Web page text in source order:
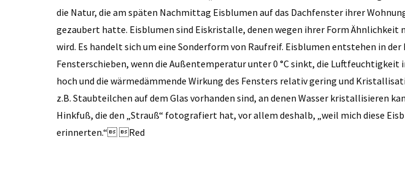
die Natur, die am späten Nachmittag Eisblumen auf das Dachfenster ihrer
gezaubert hatte. Eisblumen sind Eiskristalle, denen wegen ihrer Form Ähnlichkeit
wird. Es handelt sich um eine Sonderform von Raufreif. Eisblumen entstehen in der
Fensterschieben, wenn die Außentemperatur unter 0 °C sinkt, die Luftfeuchtigkeit
hoch und die wärmedämmende Wirkung des Fensters relativ gering und
z.B. Staubteilchen auf dem Glas vorhanden sind, an denen Wasser kristallisieren
Hinkfuß, die den „Strauß“ fotografiert hat, vor allem deshalb, „weil mich diese
erinnerten.“ Red